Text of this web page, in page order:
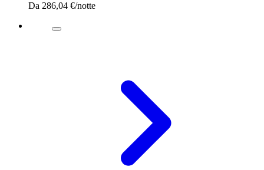
Da 286,04 €/notte